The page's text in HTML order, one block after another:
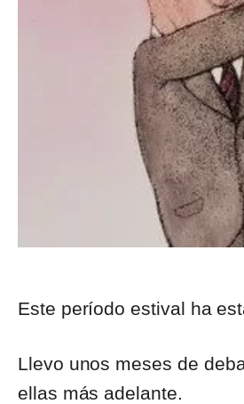
Este período estival ha
Llevo unos meses de
ellas más adelante.